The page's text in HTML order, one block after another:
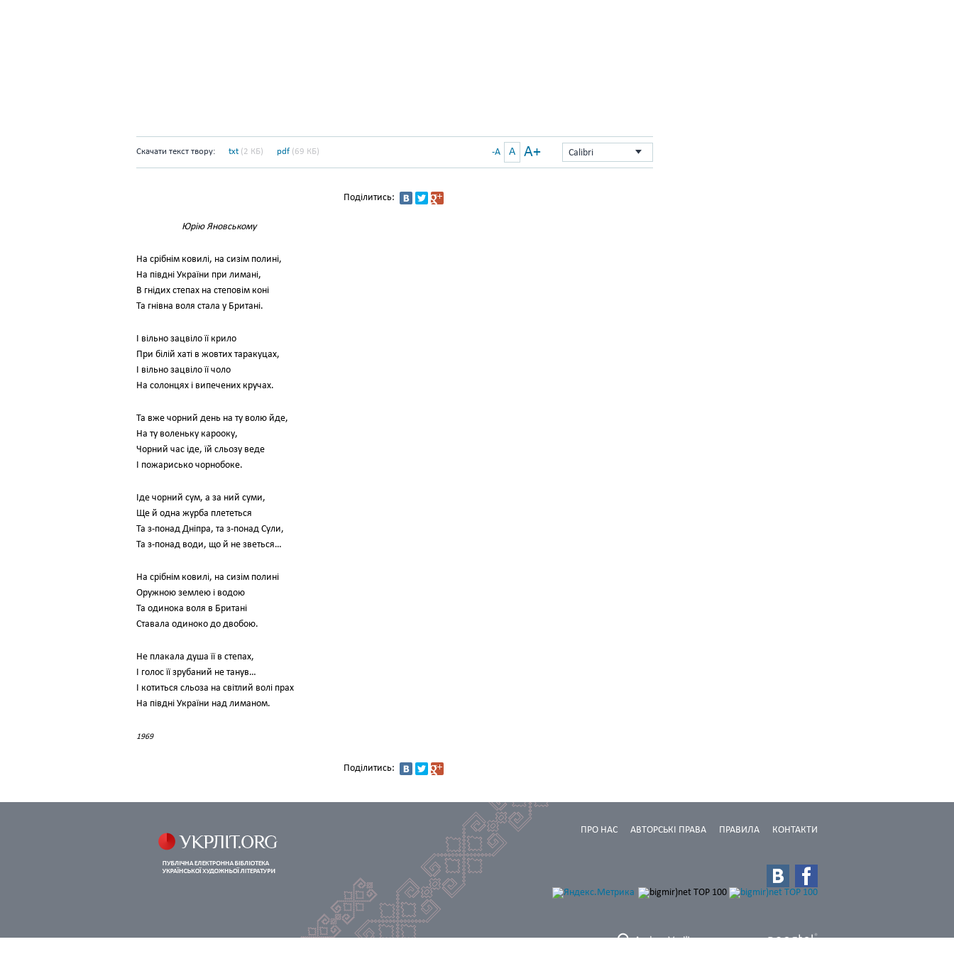
Скачати текст твору: txt (2 КБ) pdf (69 КБ) Calibri
-A A A+
Поділитись:
Юрію Яновському
На срібнім ковилі, на сизім полині,
На півдні України при лимані,
В гнідих степах на степовім коні
Та гнівна воля стала у Британі.
І вільно зацвіло її крило
При білій хаті в жовтих таракуцах,
І вільно зацвіло її чоло
На солонцях і випечених кручах.
Та вже чорний день на ту волю йде,
На ту воленьку карооку,
Чорний час іде, їй сльозу веде
І пожарисько чорнобоке.
Іде чорний сум, а за ний суми,
Ще й одна журба плететься
Та з-понад Дніпра, та з-понад Сули,
Та з-понад води, що й не зветься…
На срібнім ковилі, на сизім полині
Оружною землею і водою
Та одинока воля в Британі
Ставала одиноко до двобою.
Не плакала душа її в степах,
І голос її зрубаний не танув…
І котиться сльоза на світлий волі прах
На півдні України над лиманом.
1969
Поділитись:
КОНТАКТИ
ПРАВИЛА
АВТОРСЬКІ ПРАВА
ПРО НАС